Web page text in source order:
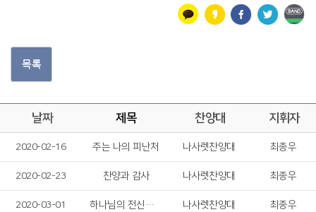
목록
날짜 제목 찬양대 지휘자
2020-02-16 주는 나의 피난처 나사렛찬양대 최종우
2020-02-23 찬양과 감사 나사렛찬양대 최종우
2020-03-01 하나님의 전신갑주 나사렛찬양대 최종우